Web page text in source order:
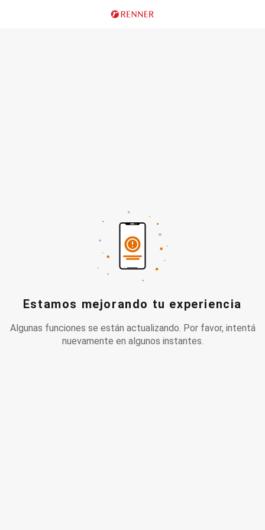
Estamos mejorando tu experiencia
Algunas funciones se están actualizando. Por favor, intentá
nuevamente en algunos instantes.